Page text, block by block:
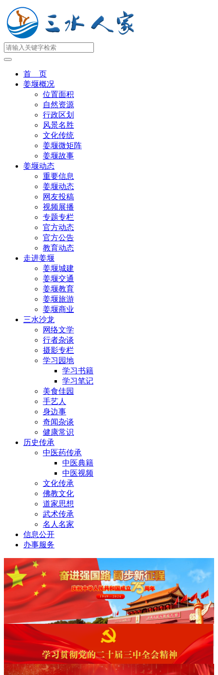
首 页
姜堰概况
位置面积
自然资源
行政区划
风景名胜
文化传统
姜堰微矩阵
姜堰故事
姜堰动态
重要信息
姜堰动态
网友投稿
视频展播
专题专栏
官方动态
官方公告
教育动态
走进姜堰
姜堰城建
姜堰交通
姜堰教育
姜堰旅游
姜堰商业
三水沙龙
网络文学
行者杂谈
摄影专栏
学习园地
学习书籍
学习笔记
美食佳园
手艺人
身边事
奇闻杂谈
健康常识
历史传承
中医药传承
中医典籍
中医视频
文化传承
佛教文化
道家思想
武术传承
名人名家
信息公开
办事服务